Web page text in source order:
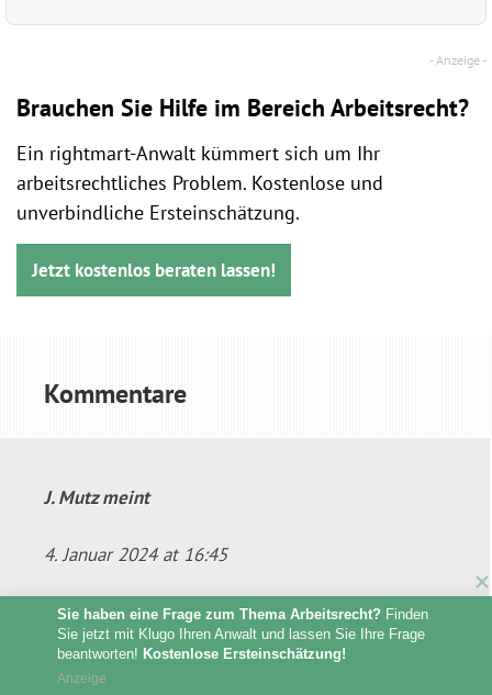
Brauchen Sie Hilfe im Bereich Arbeitsrecht?
Ein rightmart-Anwalt kümmert sich um Ihr
arbeitsrechtliches Problem. Kostenlose und
unverbindliche Ersteinschätzung.
Jetzt kostenlos beraten lassen!
Kommentare
J. Mutzmeint
4. Januar 2024 at 16:45
Wann kapiert das Deutsche Volk endlich das die
GEWRKSCHAFTEN unser ALLER untergang sind es
wird immer am falschen ENDE gestreikt , es wird
Sie haben eine Frage zum Thema Arbeitsrecht? Finden
Sie jetzt mit Klugo Ihren Anwalt und lassen Sie Ihre Frage
beantworten! Kostenlose Ersteinschätzung!
Anzeige